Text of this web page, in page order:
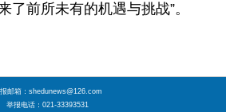
了前所未有的机遇与挑战”。
邮箱：shedunews@126.com
举报电话：021-33393531